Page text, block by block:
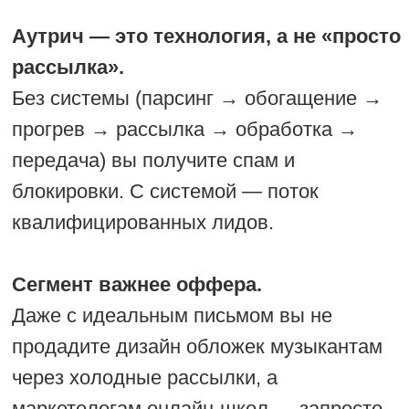
Telegram
Компания
Ниша / продукт
Созваниваемся на 40 минут
Если подходит — запускаем работу